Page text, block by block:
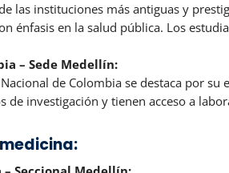
las instituciones más antiguas y
énfasis en la salud pública. Los
– Sede Medellín:
de Colombia se destaca por
de investigación y tienen acceso a